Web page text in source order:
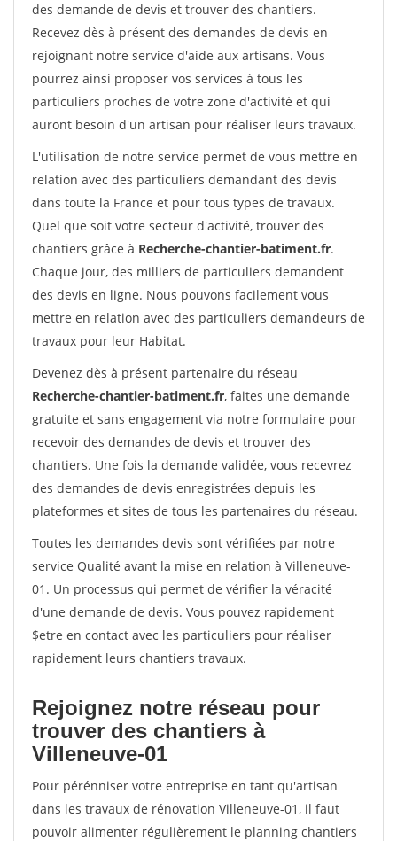
des demande de devis et trouver des chantiers.
Recevez dès à présent des demandes de devis en
rejoignant notre service d'aide aux artisans. Vous
pourrez ainsi proposer vos services à tous les
particuliers proches de votre zone d'activité et qui
auront besoin d'un artisan pour réaliser leurs travaux.
L'utilisation de notre service permet de vous mettre en
relation avec des particuliers demandant des devis
dans toute la France et pour tous types de travaux.
Quel que soit votre secteur d'activité, trouver des
chantiers grâce à Recherche-chantier-batiment.fr.
Chaque jour, des milliers de particuliers demandent
des devis en ligne. Nous pouvons facilement vous
mettre en relation avec des particuliers demandeurs de
travaux pour leur Habitat.
Devenez dès à présent partenaire du réseau
Recherche-chantier-batiment.fr, faites une demande
gratuite et sans engagement via notre formulaire pour
recevoir des demandes de devis et trouver des
chantiers. Une fois la demande validée, vous recevrez
des demandes de devis enregistrées depuis les
plateformes et sites de tous les partenaires du réseau.
Toutes les demandes devis sont vérifiées par notre
service Qualité avant la mise en relation à Villeneuve-
01. Un processus qui permet de vérifier la véracité
d'une demande de devis. Vous pouvez rapidement
$etre en contact avec les particuliers pour réaliser
rapidement leurs chantiers travaux.
Rejoignez notre réseau pour
trouver des chantiers à
Villeneuve-01
Pour pérénniser votre entreprise en tant qu'artisan
dans les travaux de rénovation Villeneuve-01, il faut
pouvoir alimenter régulièrement le planning chantiers